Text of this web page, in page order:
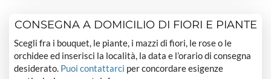
CONSEGNA A DOMICILIO DI FIORI E PIANTE
Scegli fra i bouquet, le piante, i mazzi di fiori, le rose o le
orchidee ed inserisci la località, la data e l’orario di consegna
desiderato. Puoi contattarci per concordare esigenze